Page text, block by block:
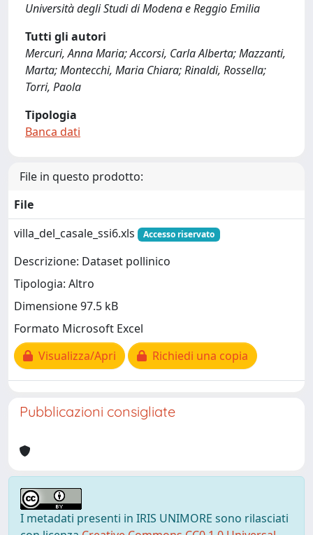
Università degli Studi di Modena e Reggio Emilia
Tutti gli autori
Mercuri, Anna Maria; Accorsi, Carla Alberta; Mazzanti,
Marta; Montecchi, Maria Chiara; Rinaldi, Rossella;
Torri, Paola
Tipologia
Banca dati
File in questo prodotto:
File
villa_del_casale_ssi6.xls
Accesso riservato
Descrizione: Dataset pollinico
Tipologia: Altro
Dimensione 97.5 kB
Formato Microsoft Excel
Visualizza/Apri
Richiedi una copia
Pubblicazioni consigliate
I metadati presenti in IRIS UNIMORE sono rilasciati